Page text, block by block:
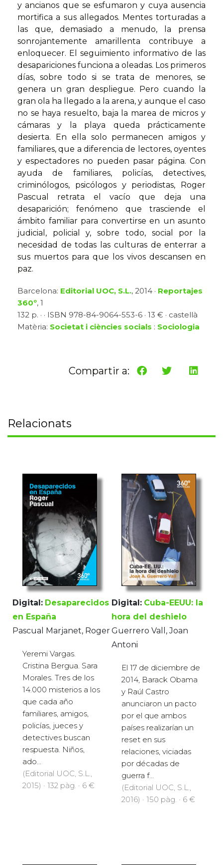
y ancianos que se esfumaron y cuya ausencia
mortifica a sus allegados. Mentes torturadas a
las que, demasiado a menudo, la prensa
sonrojantemente amarillenta contribuye a
enloquecer. El seguimiento informativo de las
desapariciones funciona a oleadas. Los primeros
días, sobre todo si se trata de menores, se
genera un gran despliegue. Pero cuando la
gran ola ha llegado a la arena, y aunque el caso
no se haya resuelto, baja la marea de micros y
cámaras y la playa queda prácticamente
desierta. En ella solo permanecen amigos y
familiares, que a diferencia de lectores, oyentes
y espectadores no pueden pasar página. Con
ayuda de familiares, policías, detectives,
criminólogos, psicólogos y periodistas, Roger
Pascual retrata el vacío que deja una
desaparición; fenómeno que trasciende el
ámbito familiar para convertirse en un asunto
judicial, policial y, sobre todo, social por la
necesidad de todas las culturas de enterrar a
sus muertos para que los vivos descansen en
paz.
Barcelona: Editorial UOC, S.L., 2014 · Reportajes
360º, 1
132 p. · · ISBN 978-84-9064-553-6 · 13 € · castellà
Matèria: Societat i ciències socials : Sociologia
Compartir a:
Relacionats
Digital: Desaparecidos
en España
Pascual Marjanet, Roger
Yeremi Vargas.
Cristina Bergua. Sara
Morales. Tres de los
14.000 misterios a los
que cada año
familiares, amigos,
policías, jueces y
detectives buscan
respuesta. Niños,
ado...
(Editorial UOC, S.L.,
2015) · 132 pàg. · 6 €
Digital: Cuba-EEUU: la
hora del deshielo
Guerrero Vall, Joan
Antoni
El 17 de diciembre de
2014, Barack Obama
y Raúl Castro
anunciaron un pacto
por el que ambos
países realizarían un
reset en sus
relaciones, viciadas
por décadas de
guerra f...
(Editorial UOC, S.L.,
2016) · 150 pàg. · 6 €